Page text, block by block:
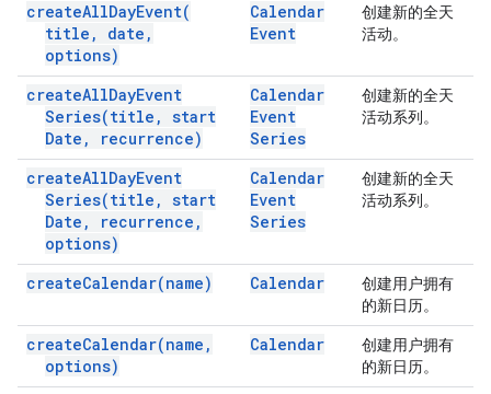
createAllDayEvent(
title , date ,
options)
Calendar
Event
创建新的全天
活动。
createAllDayEvent
Series(title , start
Date , recurrence)
Calendar
Event
Series
创建新的全天
活动系列。
createAllDayEvent
Series(title , start
Date , recurrence ,
options)
Calendar
Event
Series
创建新的全天
活动系列。
createCalendar(name) Calendar
创建用户拥有
的新日历。
createCalendar(name ,
options)
Calendar
创建用户拥有
的新日历。